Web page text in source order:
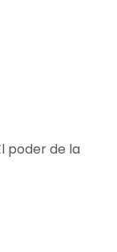
poder de la